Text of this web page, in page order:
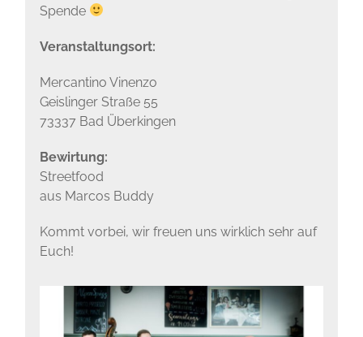
Spende
Veranstaltungsort:
Mercantino Vinenzo
Geislinger Straße 55
73337 Bad Überkingen
Bewirtung:
Streetfood
aus Marcos Buddy
Kommt vorbei, wir freuen uns wirklich sehr auf
Euch!